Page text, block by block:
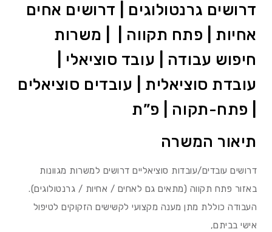
דרושים גרנטולוגים | דרושים אחים
אחיות | פתח תקווה | | משרות
חיפוש עבודה | עובד סוציאלי |
עובדת סוציאלית | עובדים סוציאלים
| פתח-תקוה | פ”ת
תיאור המשרה
דרושים עובדים/עובדות סוציאליים דרושים למשרות מגוונות
באזור פתח תקווה (מתאים גם לאחים / אחיות / גרנטולוגים).
העבודה כוללת מתן מענה מקצועי לקשישים הזקוקים לטיפול
אישי בביתם,